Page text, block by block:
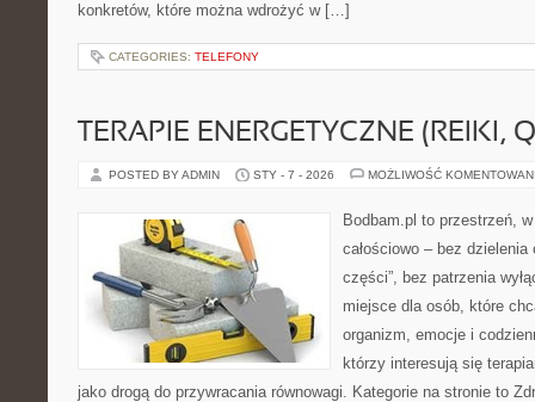
konkretów, które można wdrożyć w […]
CATEGORIES: TELEFONY
TERAPIE ENERGETYCZNE (REIKI,
POSTED BY ADMIN STY - 7 - 2026 MOŻLIWOŚĆ
Bodbam.pl to przestrzeń,
całościowo – bez dzielenia
części”, bez patrzenia
miejsce dla osób, które
organizm, emocje i
którzy interesują się
jako drogą do przywracania równowagi. Kategorie na stronie to